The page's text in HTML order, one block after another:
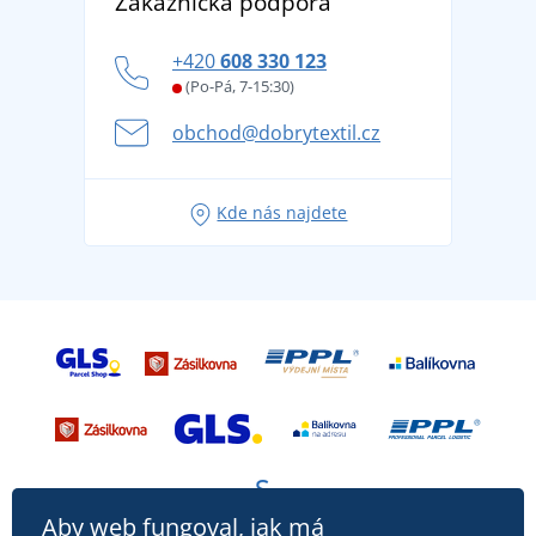
Věrnostní program BONTIS +
tradicí od roku 1976
Letní dobrodružství začíná balením aneb připravte
se na dovolenou bez starostí
Tipy na svěží outfity pro pohodové léto
+420608 330 123
(Po-Pá, 7-15:30)
obchod@dobrytextil.cz
Kde nás najdete
Aby web fungoval, jak má